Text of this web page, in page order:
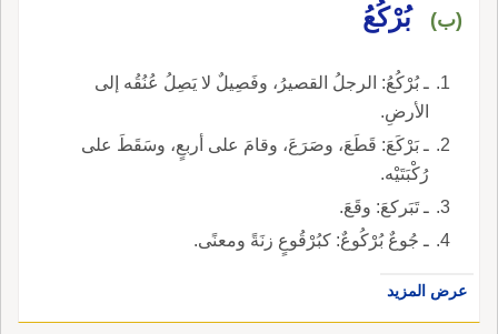
(ب) بُرْكُعُ
ـ بُرْكُعُ: الرجلُ القصيرُ، وفَصِيلٌ لا يَصِلُ عُنُقُه إلى
الأرضِ.
ـ بَرْكَعَ: قَطَعَ، وصَرَعَ، وقامَ على أربعٍ، وسَقَطَ على
رُكْبَتَيْه.
ـ تَبَركعَ: وقَعَ.
ـ جُوعٌ بُرْكُوعٌ: كبُرْقُوعٍ زنَةً ومعنًى.
عرض المزيد